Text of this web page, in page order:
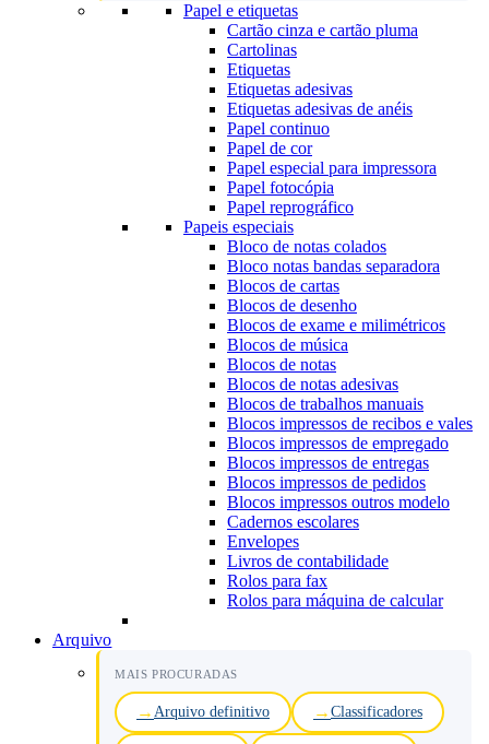
Papel e etiquetas
Cartão cinza e cartão pluma
Cartolinas
Etiquetas
Etiquetas adesivas
Etiquetas adesivas de anéis
Papel continuo
Papel de cor
Papel especial para impressora
Papel fotocópia
Papel reprográfico
Papeis especiais
Bloco de notas colados
Bloco notas bandas separadora
Blocos de cartas
Blocos de desenho
Blocos de exame e milimétricos
Blocos de música
Blocos de notas
Blocos de notas adesivas
Blocos de trabalhos manuais
Blocos impressos de recibos e vales
Blocos impressos de empregado
Blocos impressos de entregas
Blocos impressos de pedidos
Blocos impressos outros modelo
Cadernos escolares
Envelopes
Livros de contabilidade
Rolos para fax
Rolos para máquina de calcular
Arquivo
MAIS PROCURADAS
Arquivo definitivo Classificadores